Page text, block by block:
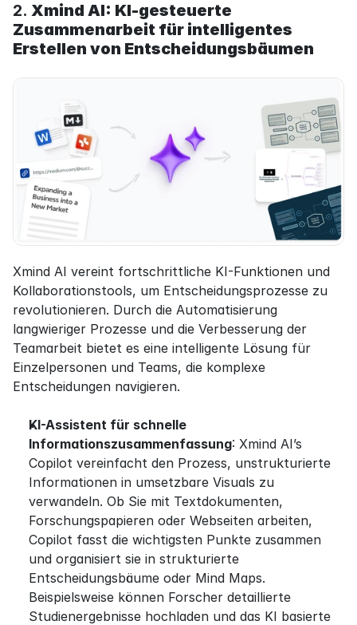
2. Xmind AI: KI-gesteuerte
Zusammenarbeit für intelligentes
Erstellen von Entscheidungsbäumen
Xmind AI vereint fortschrittliche KI-Funktionen und
Kollaborationstools, um Entscheidungsprozesse zu
revolutionieren. Durch die Automatisierung
langwieriger Prozesse und die Verbesserung der
Teamarbeit bietet es eine intelligente Lösung für
Einzelpersonen und Teams, die komplexe
Entscheidungen navigieren.
KI-Assistent für schnelle
Informationszusammenfassung: Xmind AI’s
Copilot vereinfacht den Prozess, unstrukturierte
Informationen in umsetzbare Visuals zu
verwandeln. Ob Sie mit Textdokumenten,
Forschungspapieren oder Webseiten arbeiten,
Copilot fasst die wichtigsten Punkte zusammen
und organisiert sie in strukturierte
Entscheidungsbäume oder Mind Maps.
Beispielsweise können Forscher detaillierte
Studienergebnisse hochladen und das KI basierte